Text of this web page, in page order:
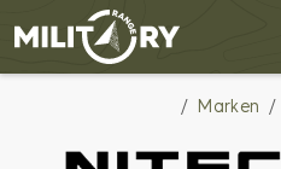
Army shop MILITARY RANGE
Marken